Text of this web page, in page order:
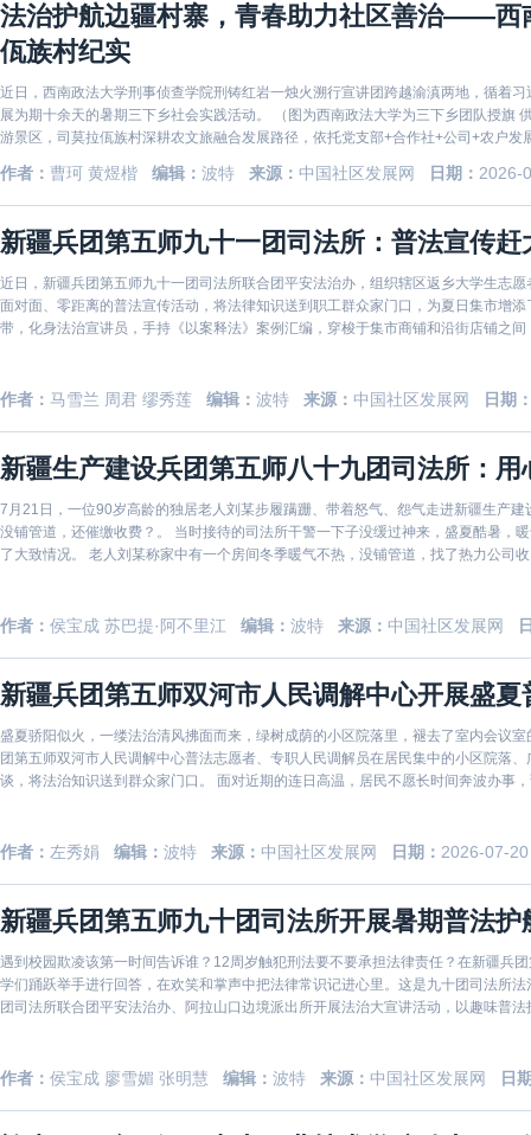
法治护航边疆村寨，青春助力社区善治——西
佤族村纪实
近日，西南政法大学刑事侦查学院刑铸红岩一烛火溯行宣讲团跨越渝滇两地，循着
展为期十余天的暑期三下乡社会实践活动。 （图为西南政法大学为三下乡团队授旗 供图校方） 作为享誉全国的民族团结示范村寨、国家4A级乡村旅
游景区，司莫拉佤族村深耕农文旅融合发展路径，依托党支部+合作社+公司+农户
作者： 曹珂 黄煜楷 编辑： 波特 来源： 中国社区发展网 日期： 2026-
新疆兵团第五师九十一团司法所：普法宣传
近日，新疆兵团第五师九十一团司法所联合团平安法治办，组织辖区返乡大学生志
面对面、零距离的普法宣传活动，将法律知识送到职工群众家门口，为夏日集市增添了一抹亮丽的法治色彩。
带，化身法治宣讲员，手持《以案释法》案例汇编，穿梭于集市商铺和沿街店铺之
作者： 马雪兰 周君 缪秀莲 编辑： 波特 来源： 中国社区发展网 日期
新疆生产建设兵团第五师八十九团司法所：
7月21日，一位90岁高龄的独居老人刘某步履蹒跚、带着怒气、怨气走进新疆生产
没铺管道，还催缴收费？。 当时接待的司法所干警一下子没缓过神来，盛夏酷暑，
了大致情况。 老人刘某称家中有一个房间冬季暖气不热，没铺管道，找了热力公司收费处反应，没有有效解决问题，如今又被张贴催缴通知，限期
作者： 侯宝成 苏巴提·阿不里江 编辑： 波特 来源： 中国社区发展网
新疆兵团第五师双河市人民调解中心开展盛
盛夏骄阳似火，一缕法治清风拂面而来，绿树成荫的小区院落里，褪去了室内会议
团第五师双河市人民调解中心普法志愿者、专职人民调解员在居民集中的小区院落
谈，将法治知识送到群众家门口。 面对近期的连日高温，居民不愿长时间奔波办事，调解中心普法志愿者、专职人民调解员便主动将宣传阵地前移
作者： 左秀娟 编辑： 波特 来源： 中国社区发展网 日期： 2026-07-20
新疆兵团第五师九十团司法所开展暑期普法护
遇到校园欺凌该第一时间告诉谁？12周岁触犯刑法要不要承担法律责任？在新疆兵
学们踊跃举手进行回答，在欢笑和掌声中把法律常识记进心里。这是九十团司法所法治进校园系列活动的
团司法所联合团平安法治办、阿拉山口边境派出所开展法治大宣讲活动，以趣味普
作者： 侯宝成 廖雪媚 张明慧 编辑： 波特 来源： 中国社区发展网 日